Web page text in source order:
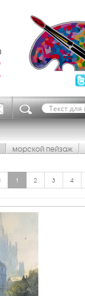
морской пейзаж
1 2 3 4